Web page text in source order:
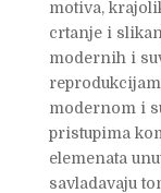
motiva,
crtanje i
modernih i
modernom i
pristupima
elemenata
savladavaju